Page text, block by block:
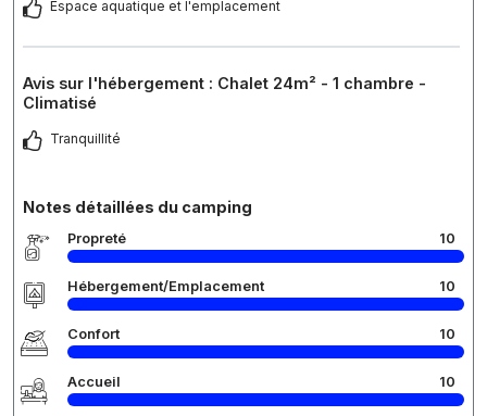
Espace aquatique et l'emplacement
Avis sur l'hébergement : Chalet 24m² - 1 chambre -
Climatisé
Tranquillité
Notes détaillées du camping
Propreté 10
Hébergement/Emplacement 10
Confort 10
Accueil 10